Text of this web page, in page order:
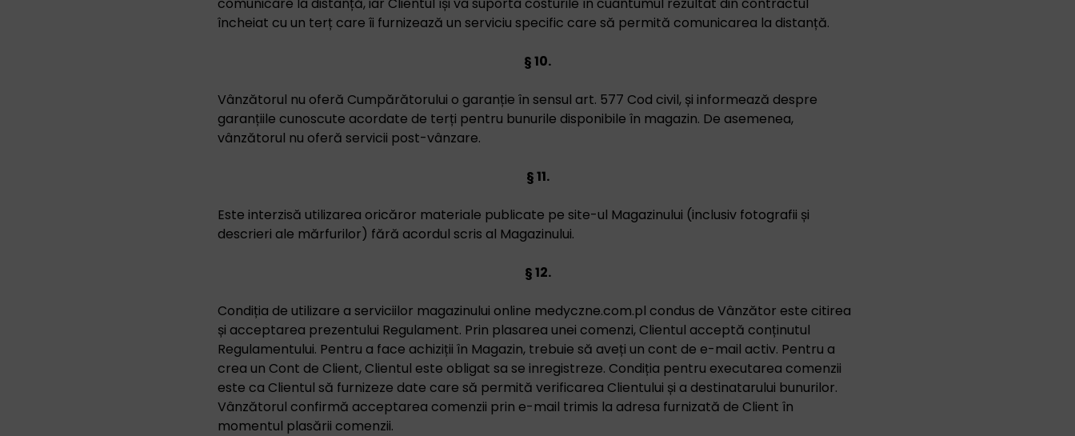
încheiat cu un terț care îi furnizează un serviciu specific care să permită comunicarea la distanță.
§ 10.
Vânzătorul nu oferă Cumpărătorului o garanție în sensul art. 577 Cod civil, și informează despre
garanțiile cunoscute acordate de terți pentru bunurile disponibile în magazin. De asemenea,
vânzătorul nu oferă servicii post-vânzare.
§ 11.
Este interzisă utilizarea oricăror materiale publicate pe site-ul Magazinului (inclusiv fotografii și
descrieri ale mărfurilor) fără acordul scris al Magazinului.
§ 12.
Condiția de utilizare a serviciilor magazinului online medyczne.com.pl condus de Vânzător este citirea
și acceptarea prezentului Regulament. Prin plasarea unei comenzi, Clientul acceptă conținutul
Regulamentului. Pentru a face achiziții în Magazin, trebuie să aveți un cont de e-mail activ. Pentru a
crea un Cont de Client, Clientul este obligat sa se inregistreze. Condiția pentru executarea comenzii
este ca Clientul să furnizeze date care să permită verificarea Clientului și a destinatarului bunurilor.
Vânzătorul confirmă acceptarea comenzii prin e-mail trimis la adresa furnizată de Client în
momentul plasării comenzii.